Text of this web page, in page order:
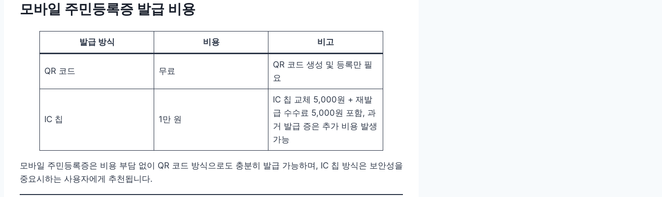
모바일 주민등록증 발급 비용
발급 방식 비용 비고
QR 코드 무료
QR 코드 생성 및 등록만 필
요
IC 칩 1만 원
IC 칩 교체 5,000원 + 재발
급 수수료 5,000원 포함, 과
거 발급 증은 추가 비용 발생
가능
모바일 주민등록증은 비용 부담 없이 QR 코드 방식으로도 충분히 발급 가능하며, IC 칩 방식은 보안성을
중요시하는 사용자에게 추천됩니다.